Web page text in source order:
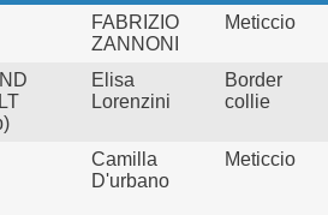
FABRIZIO
ZANNONI
Meticcio
Elisa
Lorenzini
Border
collie
Camilla
D'urbano
Meticcio